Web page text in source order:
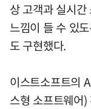
상 고객과 실시
느낌이 들 수 있
도 구현했다.
이스트소프트의
스형 소프트웨어